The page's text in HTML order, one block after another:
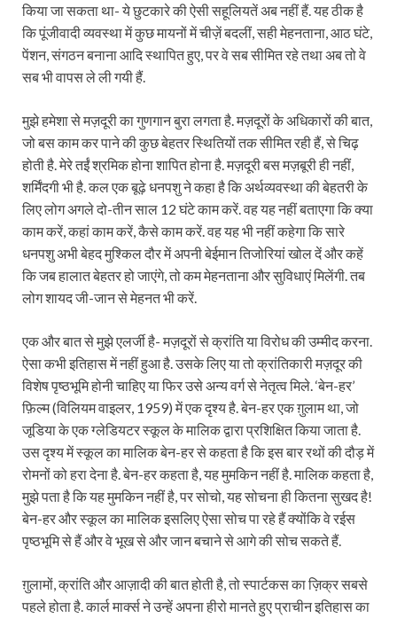
किया जा सकता था- ये छुटकारे की ऐसी सहूलियतें अब नहीं हैं. यह ठीक है
कि पूंजीवादी व्यवस्था में कुछ मायनों में चीज़ें बदलीं, सही मेहनताना, आठ घंटे,
पेंशन, संगठन बनाना आदि स्थापित हुए, पर वे सब सीमित रहे तथा अब तो वे
सब भी वापस ले ली गयी हैं.
मुझे हमेशा से मज़दूरी का गुणगान बुरा लगता है. मज़दूरों के अधिकारों की बात,
जो बस काम कर पाने की कुछ बेहतर स्थितियों तक सीमित रही हैं, से चिढ़
होती है. मेरे तईं श्रमिक होना शापित होना है. मज़दूरी बस मज़बूरी ही नहीं,
शर्मिंदगी भी है. कल एक बूढ़े धनपशु ने कहा है कि अर्थव्यवस्था की बेहतरी के
लिए लोग अगले दो-तीन साल 12 घंटे काम करें. वह यह नहीं बताएगा कि क्या
काम करें, कहां काम करें, कैसे काम करें. वह यह भी नहीं कहेगा कि सारे
धनपशु अभी बेहद मुश्किल दौर में अपनी बेईमान तिजोरियां खोल दें और कहें
कि जब हालात बेहतर हो जाएंगे, तो कम मेहनताना और सुविधाएं मिलेंगी. तब
लोग शायद जी-जान से मेहनत भी करें.
एक और बात से मुझे एलर्जी है- मज़दूरों से क्रांति या विरोध की उम्मीद करना.
ऐसा कभी इतिहास में नहीं हुआ है. उसके लिए या तो क्रांतिकारी मज़दूर की
विशेष पृष्ठभूमि होनी चाहिए या फिर उसे अन्य वर्ग से नेतृत्व मिले. ‘बेन-हर’
फ़िल्म (विलियम वाइलर, 1959) में एक दृश्य है. बेन-हर एक ग़ुलाम था, जो
जूडिया के एक ग्लेडियटर स्कूल के मालिक द्वारा प्रशिक्षित किया जाता है.
उस दृश्य में स्कूल का मालिक बेन-हर से कहता है कि इस बार रथों की दौड़ में
रोमनों को हरा देना है. बेन-हर कहता है, यह मुमकिन नहीं है. मालिक कहता है,
मुझे पता है कि यह मुमकिन नहीं है, पर सोचो, यह सोचना ही कितना सुखद है!
बेन-हर और स्कूल का मालिक इसलिए ऐसा सोच पा रहे हैं क्योंकि वे रईस
पृष्ठभूमि से हैं और वे भूख से और जान बचाने से आगे की सोच सकते हैं.
ग़ुलामों, क्रांति और आज़ादी की बात होती है, तो स्पार्टकस का ज़िक्र सबसे
पहले होता है. कार्ल मार्क्स ने उन्हें अपना हीरो मानते हुए प्राचीन इतिहास का